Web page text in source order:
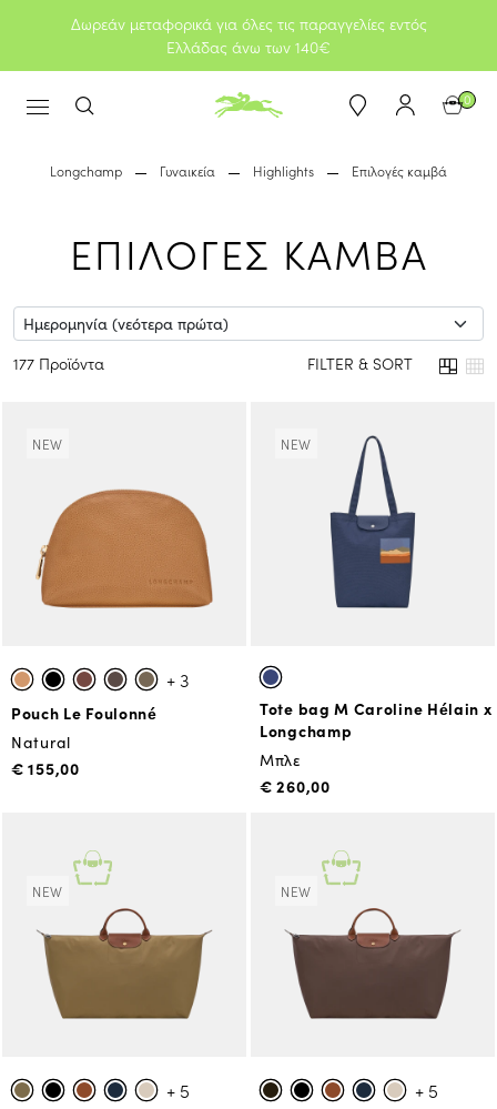
Δωρεάν μεταφορικά για όλες τις παραγγελίες εντός
Ελλάδας άνω των 140€
0
Longchamp Γυναικεία Highlights Επιλογές καμβά
ΕΠΙΛΟΓΕΣ ΚΑΜΒΑ
177 Προϊόντα FILTER & SORT
NEW
+ 3
Pouch Le Foulonné
Natural
€ 155,00
NEW
Tote bag M Caroline Hélain x
Longchamp
Μπλε
€ 260,00
NEW
+ 5
NEW
+ 5